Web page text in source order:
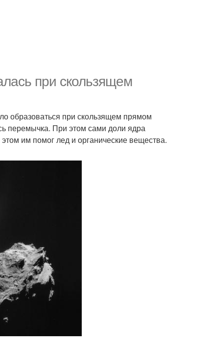
при скользящем
образоваться при скользящем прямом
перемычка. При этом сами доли ядра
им помог лед и органические вещества.